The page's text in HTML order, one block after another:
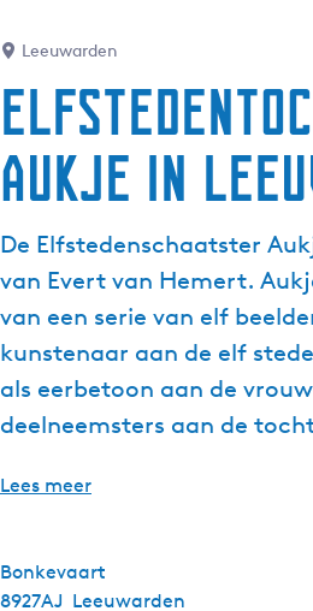
Aukje in
Leeuwarden
De Elfstedenschaatster
van Evert van Hemert.
van een serie van elf
kunstenaar aan de elf
als eerbetoon aan de
deelneemsters aan de
Lees meer
Bonkevaart
8927AJ Leeuwarden